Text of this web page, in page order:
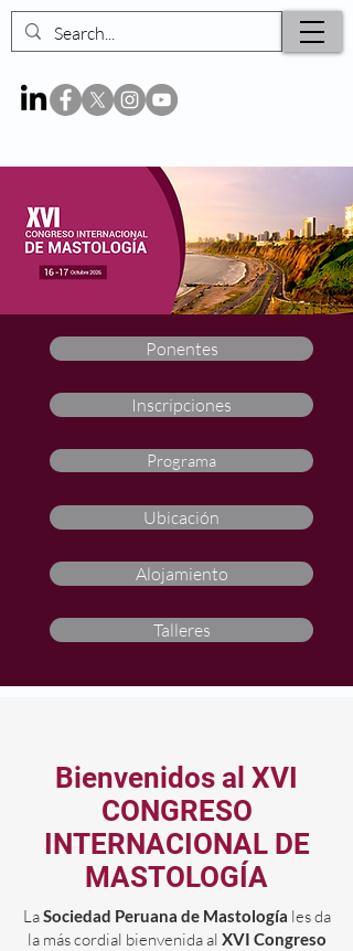
Ponentes
Inscripciones
Programa
Ubicación
Alojamiento
Talleres
Bienvenidos al XVI
CONGRESO
INTERNACIONAL DE
MASTOLOGÍA
LaSociedad Peruana de Mastología les da
la más cordial bienvenida al XVI Congreso